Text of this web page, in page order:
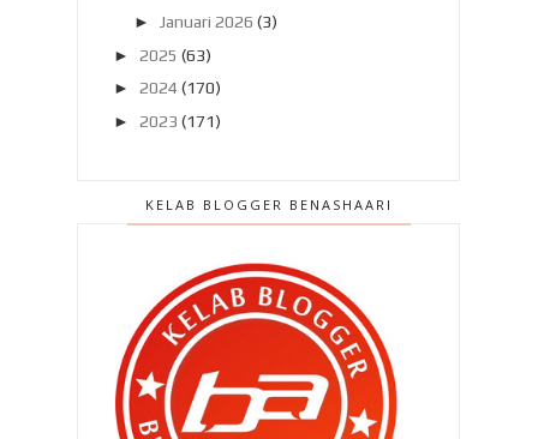
► Januari 2026 (3)
► 2025 (63)
► 2024 (170)
► 2023 (171)
►2020(329)
2018(420)
2017 (648)
►2016(788)
►2015
(1019)
► 2014 (1504)
KELAB BLOGGER BENASHAARI